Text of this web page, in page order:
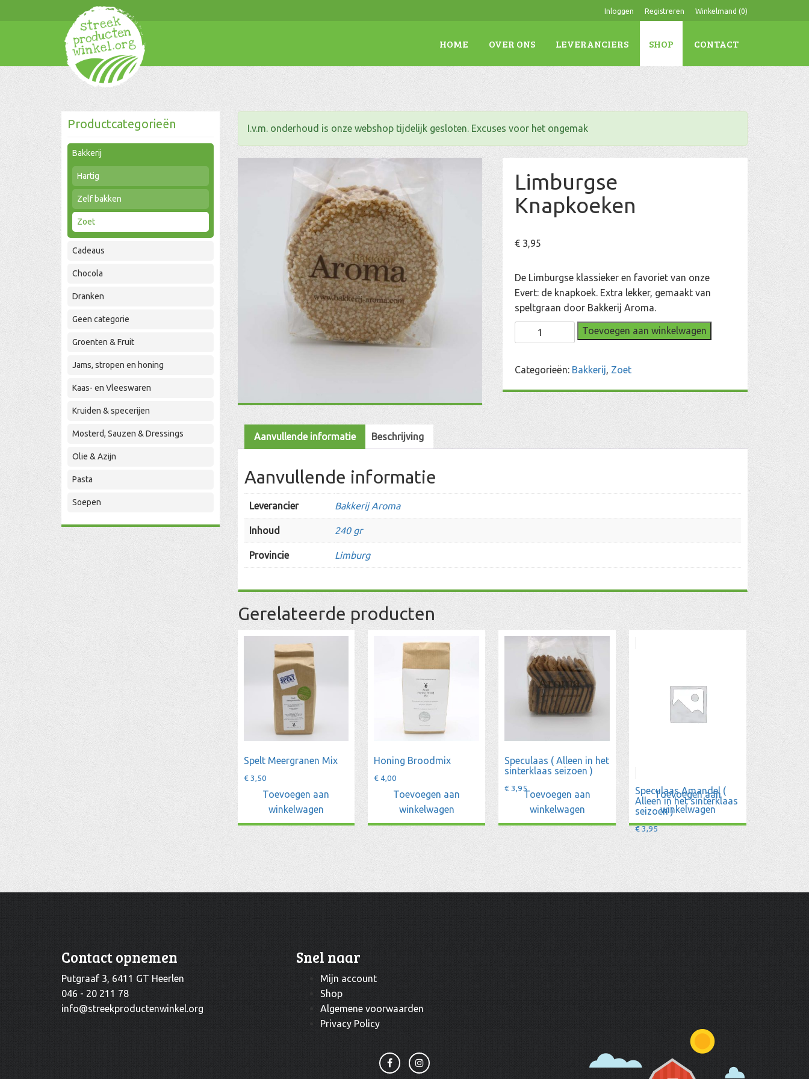
Inloggen Registreren Winkelmand (0)
HOME OVER ONS LEVERANCIERS SHOP CONTACT
Productcategorieën
Bakkerij
Hartig
Zelf bakken
Zoet
Cadeaus
Chocola
Dranken
Geen categorie
Groenten & Fruit
Jams, stropen en honing
Kaas- en Vleeswaren
Kruiden & specerijen
Mosterd, Sauzen & Dressings
Olie & Azijn
Pasta
Soepen
I.v.m. onderhoud is onze webshop tijdelijk gesloten. Excuses voor het ongemak
Limburgse
Knapkoeken
€ 3,95
De Limburgse klassieker en favoriet van onze
Evert: de knapkoek. Extra lekker, gemaakt van
speltgraan door Bakkerij Aroma.
Limburgse
Knapkoeken
Toevoegen aan winkelwagen
Categorieën: Bakkerij, Zoet
Aanvullende informatie Beschrijving
Aanvullende informatie
Leverancier Bakkerij Aroma
Inhoud 240 gr
Provincie Limburg
Gerelateerde producten
Spelt Meergranen Mix
€3,50
Toevoegen aan
winkelwagen
Honing Broodmix
€ 4,00
Toevoegen aan
winkelwagen
Speculaas ( Alleen in het
sinterklaas seizoen )
€3,95
Toevoegen aan
winkelwagen
Speculaas Amandel (
Alleen in het sinterklaas
seizoen )
€3,95
Toevoegen aan
winkelwagen
Contact opnemen
Putgraaf 3, 6411 GT Heerlen
046 - 20 211 78
info@streekproductenwinkel.org
Snel naar
Mijn account
Shop
Algemene voorwaarden
Privacy Policy